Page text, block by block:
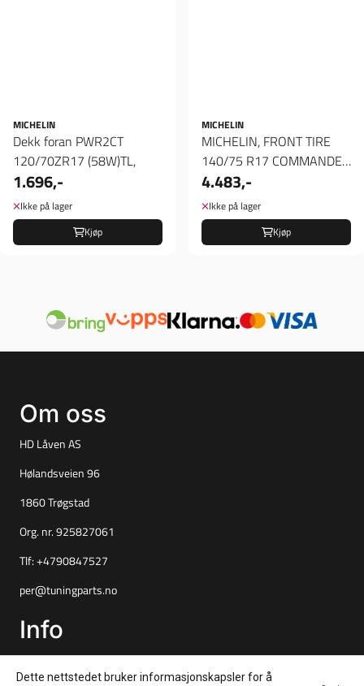
MICHELIN
Dekk foran PWR2CT
120/70ZR17 (58W)TL,
1.696,-
Ikke på lager
Kjøp
MICHELIN
MICHELIN, FRONT TIRE
140/75 R17 COMMANDER
III CRUISER TL 67V, Dekk ...
4.483,-
Ikke på lager
Kjøp
Om oss
HD Låven AS
Hølandsveien 96
1860 Trøgstad
Org. nr. 925827061
Tlf: +4790847527
per@tuningparts.no
Info
Frakt og retur
Dette nettstedet bruker informasjonskapsler for å